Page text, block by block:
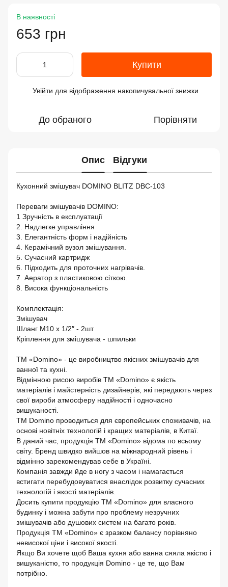
В наявності
653 грн
Купити
Увійти для відображення накопичувальної знижки
До обраного Порівняти
Опис Відгуки
Кухонний змішувач DOMINO BLITZ DBC-103
Переваги змішувачів DOMINO:
1 Зручність в експлуатації
2. Надлегке управління
3. Елегантність форм і надійність
4. Керамічний вузол змішування.
5. Сучасний картридж
6. Підходить для проточних нагрівачів.
7. Аератор з пластиковою сіткою.
8. Висока функціональність
Комплектація:
Змішувач
Шланг М10 х 1/2″ - 2шт
Кріплення для змішувача - шпильки
ТМ «Domino» - це виробництво якісних змішувачів для
ванної та кухні.
Відмінною рисою виробів ТМ «Domino» є якість
матеріалів і майстерність дизайнерів, які передають через
свої вироби атмосферу надійності і одночасно
вишуканості.
ТМ Domino проводиться для європейських споживачів, на
основі новітніх технологій і кращих матеріалів, в Китаї.
В даний час, продукція ТМ «Domino» відома по всьому
світу. Бренд швидко вийшов на міжнародний рівень і
відмінно зарекомендував себе в Україні.
Компанія завжди йде в ногу з часом і намагається
встигати перебудовуватися внаслідок розвитку сучасних
технологій і якості матеріалів.
Досить купити продукцію ТМ «Domino» для власного
будинку і можна забути про проблему незручних
змішувачів або душових систем на багато років.
Продукція ТМ «Domino» є зразком балансу порівняно
невисокої ціни і високої якості.
Якщо Ви хочете щоб Ваша кухня або ванна сяяла якістю і
вишуканістю, то продукція Domino - це те, що Вам
потрібно.